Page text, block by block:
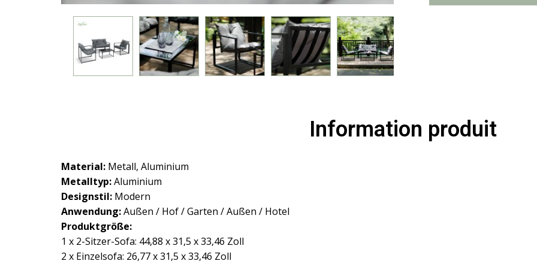
Information produit
Material: Metall, Aluminium
Metalltyp:Aluminium
Designstil: Modern
Anwendung:Außen / Hof / Garten / Außen / Hotel
Produktgröße:
1 x 2-Sitzer-Sofa: 44,88 x 31,5 x 33,46 Zoll
2 x Einzelsofa: 26,77 x 31,5 x 33,46 Zoll